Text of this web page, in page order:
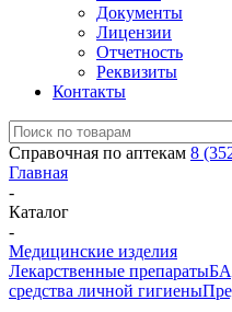
Документы
Лицензии
Отчетность
Реквизиты
Контакты
Справочная по аптекам 8
Главная
-
Каталог
-
Медицинские изделия
Лекарственные препараты
средства личной гигиены